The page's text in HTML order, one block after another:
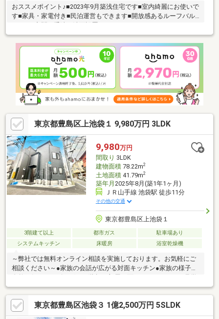
おススメポイント♪■2023年9月築浅住宅です■室内綺麗にお使いで
す■家具・家電付き■民泊運営もできます■開放感あるルーフバル
東京都豊島区上池袋１ 9,980万円 3LDK
9,980万円
間取り 3LDK
建物面積78.22m2
土地面積41.79m2
築年月 2025年8月(築1年1ヶ月)
ＪＲ山手線 池袋駅 徒歩11分
その他の交通
東京都豊島区上池袋１
3階建て以上 都市ガス
駐車場あり
システムキッチン
床暖房 浴室乾燥機
～弊社では無料オンライン相談を実施しております。お気軽にご
相談ください～●家族の会話が広がる対面キッチン●家族の様子が
希望の方は赤色『見学予約』から。資料請求はオレンジ色『資料
請求』をクリック。直接のお問い合わせは03-6905-9710まで。
（スマートフォンの方は右下青色の電話ボタンをクリック）■オ
ンライン相談のご案内（※見学予約より受付）ランチや仕事後の
東京都豊島区池袋３ 1億2,500万円 5SLDK